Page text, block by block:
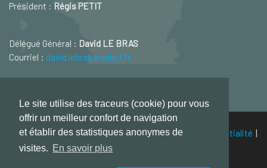
Le site utilise des traceurs (cookie) pour vous
offrir un meilleur confort de navigation
et établir des statistiques anonymes de
visites. En savoir plus
Président : Régis PETIT
Délégué Général : David LE BRAS
Courriel : david.lebras@adgcf.fr
© ADGCF - 2026 Mentions légales|Politique de confidentialité |
Plan du site